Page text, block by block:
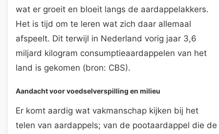
wat er groeit en bloeit langs de aardappelakkers.
Het is tijd om te leren wat zich daar allemaal
afspeelt. Dit terwijl in Nederland vorig jaar 3,6
miljard kilogram consumptieaardappelen van het
land is gekomen (bron: CBS).
Aandacht voor voedselverspilling en milieu
Er komt aardig wat vakmanschap kijken bij het
telen van aardappels; van de pootaardappel die de